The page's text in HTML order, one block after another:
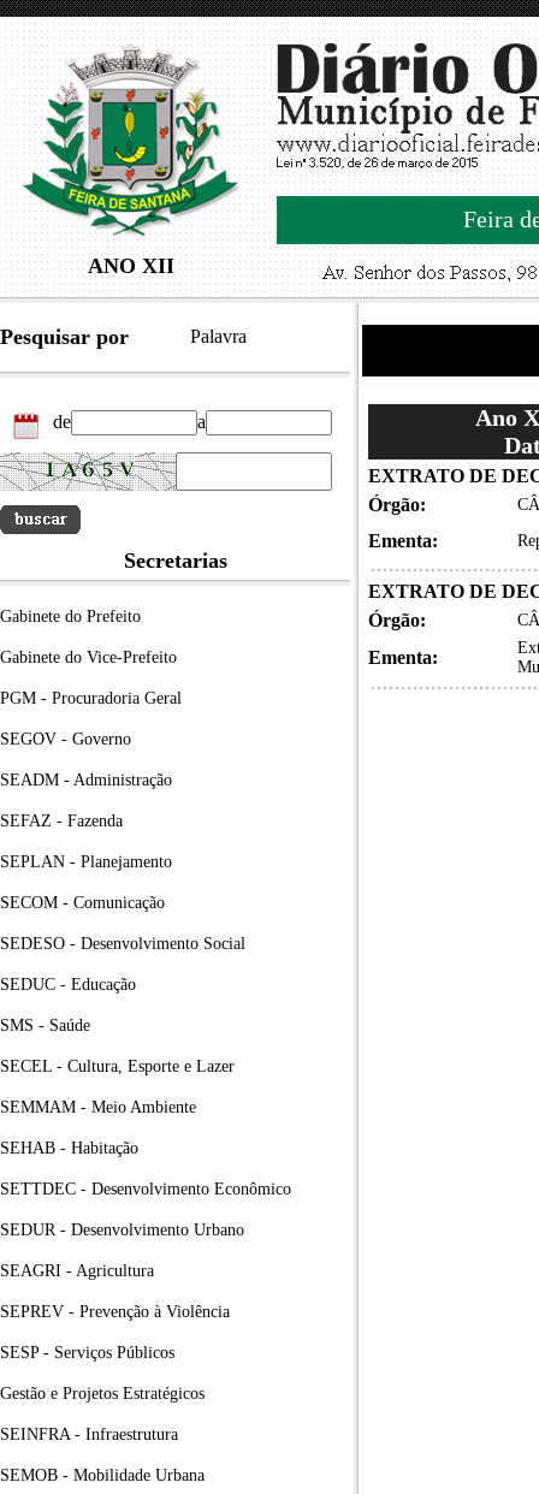
ANO XII
Feira
Pesquisar por Palavra
de a
Secretarias
Gabinete do Prefeito
Gabinete do Vice-Prefeito
PGM - Procuradoria Geral
SEGOV - Governo
SEADM - Administração
SEFAZ - Fazenda
SEPLAN - Planejamento
SECOM - Comunicação
SEDESO - Desenvolvimento Social
SEDUC - Educação
SMS - Saúde
SECEL - Cultura, Esporte e Lazer
SEMMAM - Meio Ambiente
SEHAB - Habitação
SETTDEC - Desenvolvimento Econômico
SEDUR - Desenvolvimento Urbano
SEAGRI - Agricultura
SEPREV - Prevenção à Violência
SESP - Serviços Públicos
Gestão e Projetos Estratégicos
SEINFRA - Infraestrutura
SEMOB - Mobilidade Urbana
Ano
EXTRATO DE
Órgão:
Ementa:
EXTRATO DE
Órgão:
Ementa: